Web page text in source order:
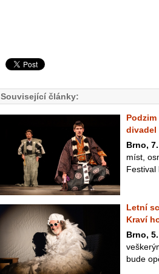
Související články:
divadel
Brno,
míst,
Festival
Letní
Kraví
Brno,
bude